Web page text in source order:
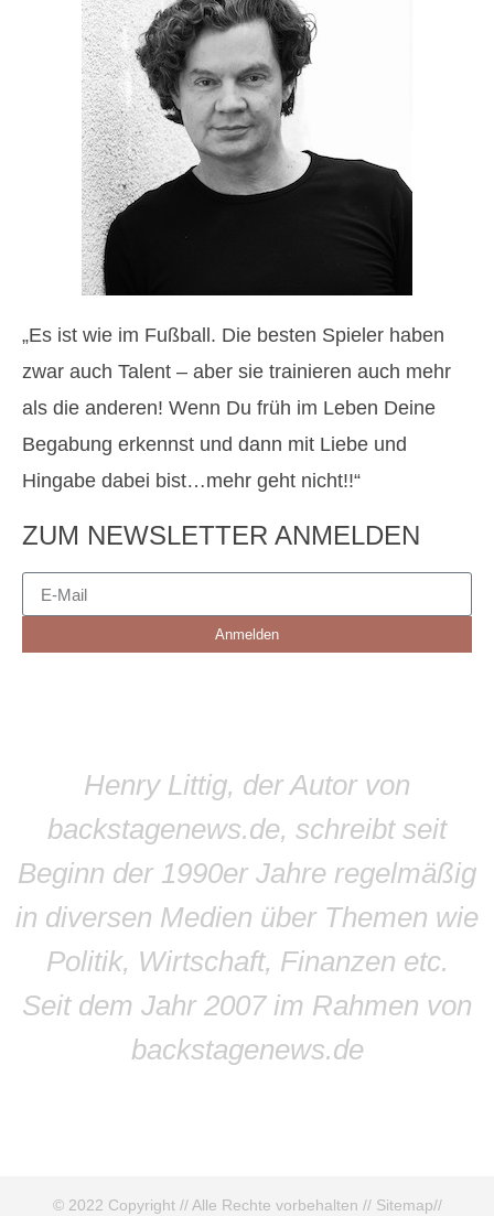
„Es ist wie im Fußball. Die besten Spieler haben
zwar auch Talent – aber sie trainieren auch mehr
als die anderen! Wenn Du früh im Leben Deine
Begabung erkennst und dann mit Liebe und
Hingabe dabei bist…mehr geht nicht!!“
ZUM NEWSLETTER ANMELDEN
Anmelden
Henry Littig, der Autor von
backstagenews.de, schreibt seit
Beginn der 1990er Jahre regelmäßig
in diversen Medien über Themen wie
Politik, Wirtschaft, Finanzen etc.
Seit dem Jahr 2007 im Rahmen von
backstagenews.de
© 2022 Copyright // Alle Rechte vorbehalten // Sitemap//